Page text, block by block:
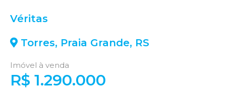
Véritas
Torres, Praia Grande, RS
Imóvel à venda
R$ 1.290.000